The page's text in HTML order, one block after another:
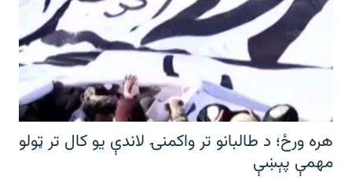
هره ورځ؛ د طالبانو تر واکمنۍ لاندې یو کال تر ټولو
مهمې پېښې